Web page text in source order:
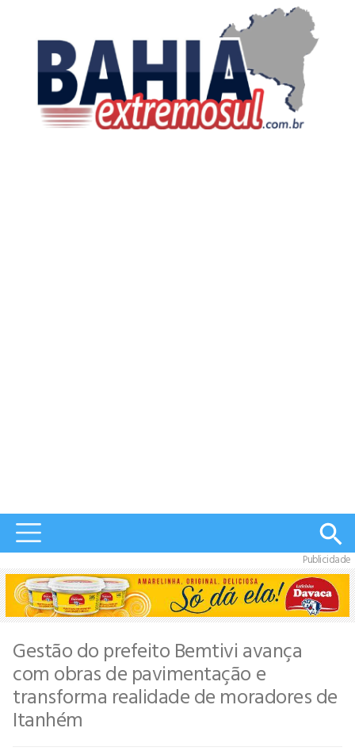
Publicidade
Gestão do prefeito Bemtivi avança
com obras de pavimentação e
transforma realidade de moradores de
Itanhém